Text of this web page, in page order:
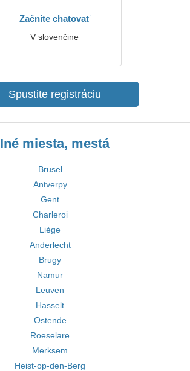
Začnite chatovať
V slovenčine
Spustite registráciu
Iné miesta, mestá
Brusel
Antverpy
Gent
Charleroi
Liège
Anderlecht
Brugy
Namur
Leuven
Hasselt
Ostende
Roeselare
Merksem
Heist-op-den-Berg